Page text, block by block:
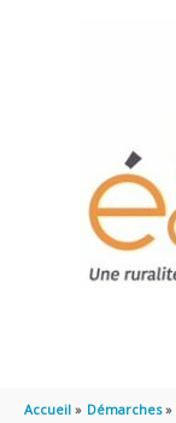
Accueil Démarches